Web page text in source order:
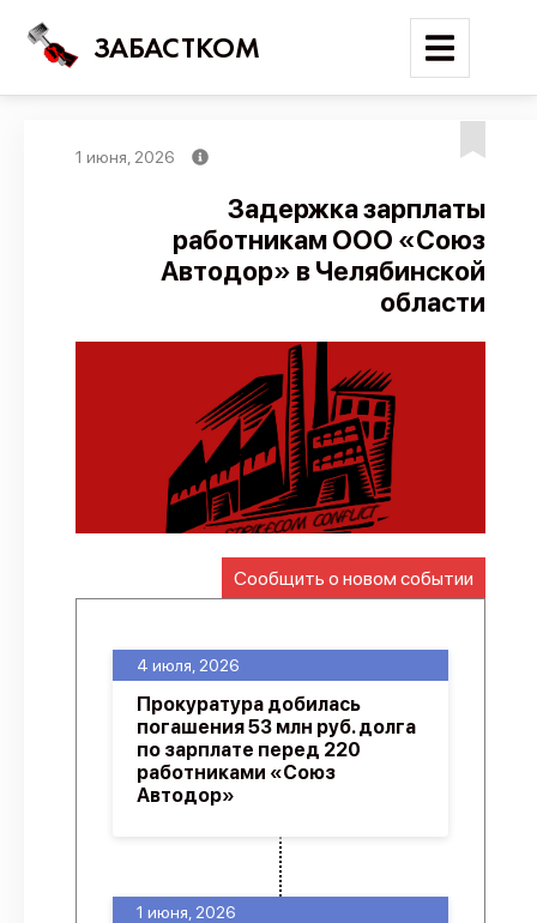
ЗАБАСТКОМ
Поиск
Новости
Трудовые конфликты
Отчеты
Предложить публикацию
Справочник
API
О проекте
1 июня, 2026
Задержка зарплаты
работникам ООО «Союз
Автодор» в Челябинской
области
Сообщить о новом событии
1 июня, 2026
4 июля, 2026
Прокуратура добилась
погашения 53 млн руб. долга
по зарплате перед 220
работниками «Союз
Автодор»